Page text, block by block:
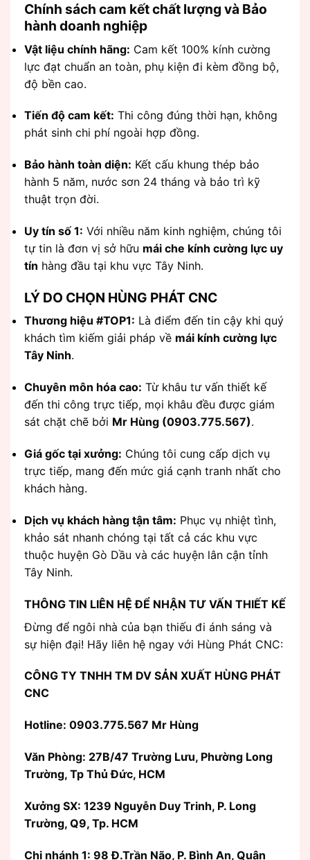
Chính sách cam kết chất lượng và Bảo
hành doanh nghiệp
Vật liệu chính hãng: Cam kết 100% kính cường
lực đạt chuẩn an toàn, phụ kiện đi kèm đồng bộ,
độ bền cao.
Tiến độ cam kết: Thi công đúng thời hạn, không
phát sinh chi phí ngoài hợp đồng.
Bảo hành toàn diện: Kết cấu khung thép bảo
hành 5 năm, nước sơn 24 tháng và bảo trì kỹ
thuật trọn đời.
Uy tín số 1: Với nhiều năm kinh nghiệm, chúng tôi
tự tin là đơn vị sở hữu mái che kính cường lực uy
tín hàng đầu tại khu vực Tây Ninh.
LÝ DO CHỌN HÙNG PHÁT CNC
Thương hiệu #TOP1: Là điểm đến tin cậy khi quý
khách tìm kiếm giải pháp về mái kính cường lực
Tây Ninh.
Chuyên môn hóa cao: Từ khâu tư vấn thiết kế
đến thi công trực tiếp, mọi khâu đều được giám
sát chặt chẽ bởi Mr Hùng (0903.775.567).
Giá gốc tại xưởng: Chúng tôi cung cấp dịch vụ
trực tiếp, mang đến mức giá cạnh tranh nhất cho
khách hàng.
Dịch vụ khách hàng tận tâm: Phục vụ nhiệt tình,
khảo sát nhanh chóng tại tất cả các khu vực
thuộc huyện Gò Dầu và các huyện lân cận tỉnh
Tây Ninh.
THÔNG TIN LIÊN HỆ ĐỂ NHẬN TƯ VẤN THIẾT KẾ
Đừng để ngôi nhà của bạn thiếu đi ánh sáng và
sự hiện đại! Hãy liên hệ ngay với Hùng Phát CNC:
CÔNG TY TNHH TM DV SẢN XUẤT HÙNG PHÁT
CNC
Hotline: 0903.775.567 Mr Hùng
Văn Phòng: 27B/47 Trường Lưu, Phường Long
Trường, Tp Thủ Đức, HCM
Xưởng SX: 1239 Nguyễn Duy Trinh, P. Long
Trường, Q9, Tp. HCM
Chi nhánh 1: 98 Đ.Trần Não, P. Bình An, Quận